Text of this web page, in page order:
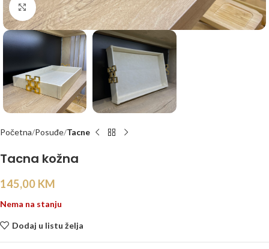
Click to enlarge
Početna Posuđe Tacne
Tacna kožna
145,00 KM
Nema na stanju
Dodaj u listu želja